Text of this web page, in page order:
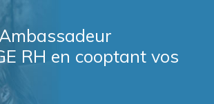
RH en cooptant vos